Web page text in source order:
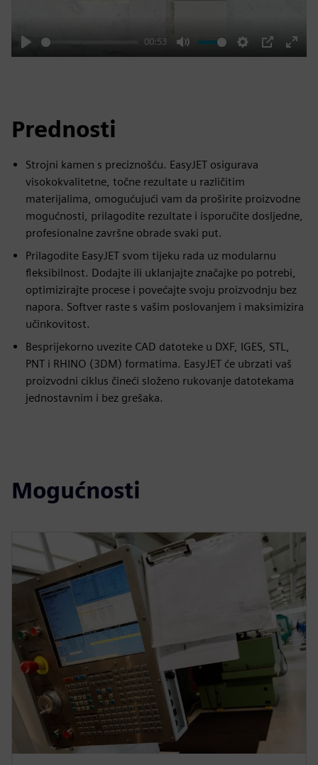
Play
00:53
Mute Settings
PIP
Enter
Prednosti
Strojni kamen s preciznošću. EasyJET osigurava
visokokvalitetne, točne rezultate u različitim
materijalima, omogućujući vam da proširite proizvodne
mogućnosti, prilagodite rezultate i isporučite dosljedne,
profesionalne završne obrade svaki put.
Prilagodite EasyJET svom tijeku rada uz modularnu
fleksibilnost. Dodajte ili uklanjajte značajke po potrebi,
optimizirajte procese i povećajte svoju proizvodnju bez
napora. Softver raste s vašim poslovanjem i maksimizira
učinkovitost.
Besprijekorno uvezite CAD datoteke u DXF, IGES, STL,
PNT i RHINO (3DM) formatima. EasyJET će ubrzati vaš
proizvodni ciklus čineći složeno rukovanje datotekama
jednostavnim i bez grešaka.
Mogućnosti